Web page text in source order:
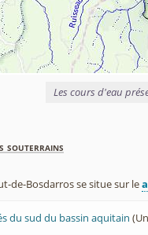
Les cours d'eau
souterrains
de-Bosdarros se situe sur le
du sud du bassin aquitain